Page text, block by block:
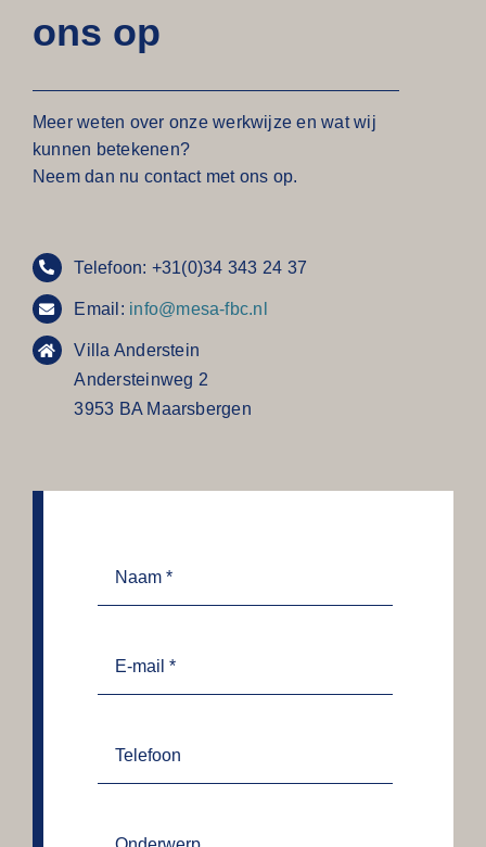
ons op
Meer weten over onze werkwijze en wat wij
kunnen betekenen?
Neem dan nu contact met ons op.
Telefoon: +31(0)34 343 24 37
Email: info@mesa-fbc.nl
Villa Anderstein
Andersteinweg 2
3953 BA Maarsbergen